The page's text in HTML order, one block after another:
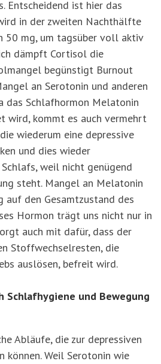
Entscheidend ist hier das
in der zweiten Nachthälfte
50 mg, um tagsüber voll aktiv
dämpft Cortisol die
begünstigt Burnout
an Serotonin und anderen
das Schlafhormon Melatonin
wird, kommt es auch vermehrt
wiederum eine depressive
und dies wieder
weil nicht genügend
steht. Mangel an Melatonin
den Gesamtzustand des
Hormon trägt uns nicht nur in
auch mit dafür, dass der
Stoffwechselresten, die
auslösen, befreit wird.
Schlafhygiene und Bewegung
Abläufe, die zur depressiven
können. Weil Serotonin wie